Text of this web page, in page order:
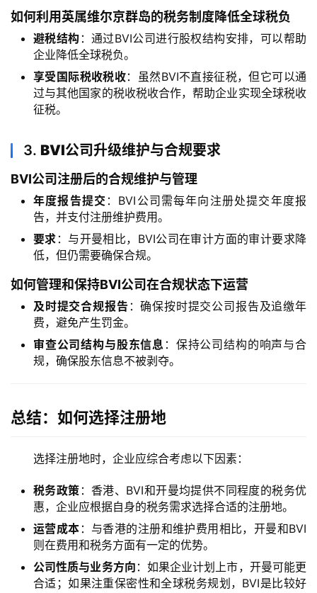
牌
照
答
生
态
合
作
伴
如何利用英属维尔京群岛的税务制度降低全球税负
避税结构 ：通过BVI公司进行股权结构安排，可以帮助
企业降低全球税负。
享受国际税收税收：虽然BVI不直接征税，但它可以通
过与其他国家的税收税收合作，帮助企业实现全球税收
征税。
3. BVI公司升级维护与合规要求
BVI公司注册后的合规维护与管理
年度报告提交 ：BVI公司需每年向注册处提交年度报
告，并支付注册维护费用。
要求 ：与开曼相比，BVI公司在审计方面的审计要求降
低，但仍需要确保合规。
如何管理和保持BVI公司在合规状态下运营
及时提交合规报告 ：确保按时提交公司报告及追缴年
费，避免产生罚金。
审查公司结构与股东信息 ：保持公司结构的响声与合
规，确保股东信息不被剥夺。
总结：如何选择注册地
选择注册地时，企业应综合考虑以下因素：
税务政策 ：香港、BVI和开曼均提供不同程度的税务优
惠，企业应根据自身的税务需求选择合适的注册地。
运营成本 ：与香港的注册和维护费用相比，开曼和BVI
则在费用和税务方面有一定的优势。
公司性质与业务方向 ：如果企业计划上市，开曼可能更
合适；如果注重保密性和全球税务规划，BVI是比较好